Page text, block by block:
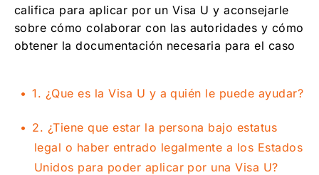
9. ¿Cuánto tiempo dura una Visa U?
10. ¿Puede una persona y sus familiares
inmediatos obtener residencia si se les
11. ¿Pueden los miembros de familia que no
de Visa U?
12. ¿Cuánto tiempo toma el procesamiento
de una Visa U?
califica para aplicar por un Visa U y aconsejarle
sobre cómo colaborar con las autoridades y cómo
obtener la documentación necesaria para el caso
1. ¿Que es la Visa U y a quién le puede ayudar?
2. ¿Tiene que estar la persona bajo estatus
legal o haber entrado legalmente a los Estados
Unidos para poder aplicar por una Visa U?